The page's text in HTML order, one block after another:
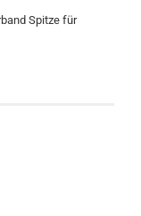
Spitze für